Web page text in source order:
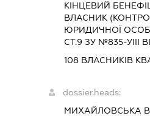
КІНЦЕВИЙ
ВЛАСНИК
ЮРИДИЧНОЇ
СТ.9 ЗУ №835-УІІІ
108 ВЛАСНИКІВ
dossier.heads:
МИХАЙЛОВСЬКА